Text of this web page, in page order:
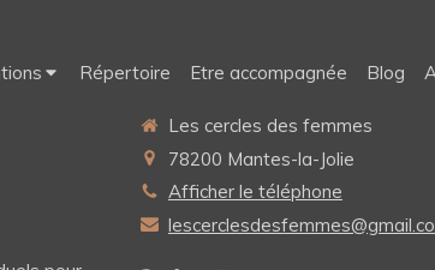
Répertoire Etre accompagnée Blog
Les cercles des femmes
78200 Mantes-la-Jolie
Afficher le téléphone